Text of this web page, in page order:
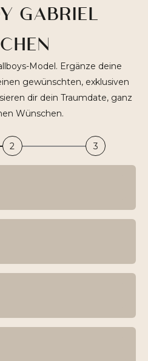
GABRIEL
Model. Ergänze deine
gewünschten, exklusiven
dir dein Traumdate, ganz
Wünschen.
2 3